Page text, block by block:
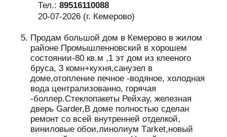
Тел.:89516110088
20-07-2026 (г. Кемерово)
Продам большой дом в Кемерово в жилом
районе Промышленновский в хорошем
состоянии-80 кв.м ,1 эт дом из клееного
бруса, 3 комн+кухня,санузел в
доме,отопление печное -водяное, холодная
вода централизованно, горячая
-боллер.Cтеклопакеты Рейхау, железная
дверь Garder,В доме полностью сделан
ремонт со всей внутренней отделкой,
виниловые обои,линолиум Тarket,новый